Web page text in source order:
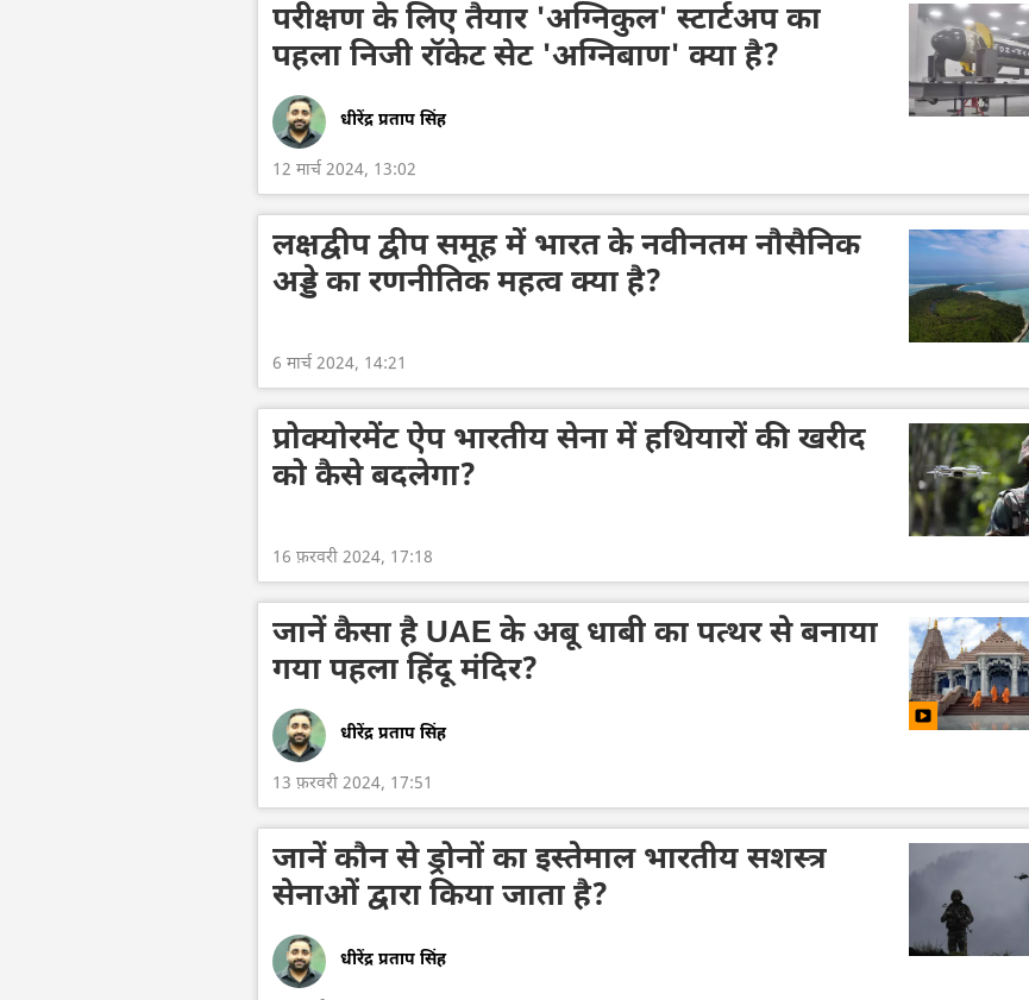
परीक्षण के लिए तैयार 'अग्निकुल' स्टार्टअप का
पहला निजी रॉकेट सेट 'अग्निबाण' क्या है?
धीरेंद्र प्रताप सिंह
12 मार्च 2024, 13:02
लक्षद्वीप द्वीप समूह में भारत के नवीनतम नौसैनिक
अड्डे का रणनीतिक महत्व क्या है?
6 मार्च 2024, 14:21
प्रोक्योरमेंट ऐप भारतीय सेना में हथियारों की खरीद
को कैसे बदलेगा?
16 फ़रवरी 2024, 17:18
जानें कैसा है UAE के अबू धाबी का पत्थर से बनाया
गया पहला हिंदू मंदिर?
धीरेंद्र प्रताप सिंह
13 फ़रवरी 2024, 17:51
जानें कौन से ड्रोनों का इस्तेमाल भारतीय सशस्त्र
सेनाओं द्वारा किया जाता है?
धीरेंद्र प्रताप सिंह